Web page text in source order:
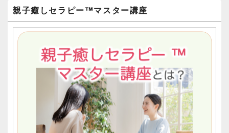
親子癒しセラピー™︎マスター講座